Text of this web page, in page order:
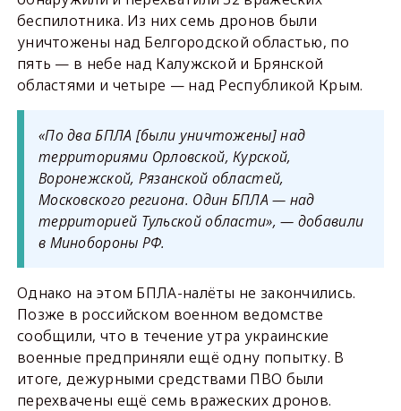
беспилотника. Из них семь дронов были
уничтожены над Белгородской областью, по
пять — в небе над Калужской и Брянской
областями и четыре — над Республикой Крым.
«По два БПЛА [были уничтожены] над
территориями Орловской, Курской,
Воронежской, Рязанской областей,
Московского региона. Один БПЛА — над
территорией Тульской области», — добавили
в Минобороны РФ.
Однако на этом БПЛА-налёты не закончились.
Позже в российском военном ведомстве
сообщили, что в течение утра украинские
военные предприняли ещё одну попытку. В
итоге, дежурными средствами ПВО были
перехвачены ещё семь вражеских дронов.